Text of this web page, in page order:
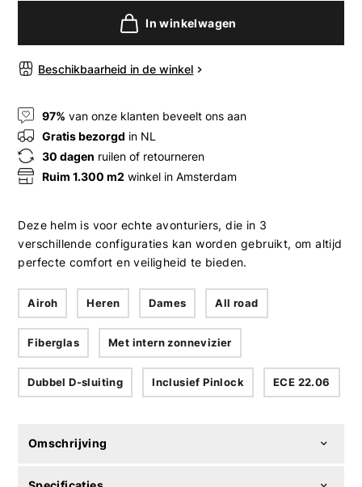
In winkelwagen
Beschikbaarheid in de winkel
97% van onze klanten beveelt ons aan
Gratis bezorgd in NL
30 dagen ruilen of retourneren
Ruim 1.300 m2 winkel in Amsterdam
Deze helm is voor echte avonturiers, die in 3
verschillende configuraties kan worden gebruikt, om altijd
perfecte comfort en veiligheid te bieden.
Airoh Heren Dames All road
Fiberglas Met intern zonnevizier
Dubbel D-sluiting Inclusief Pinlock ECE 22.06
Omschrijving